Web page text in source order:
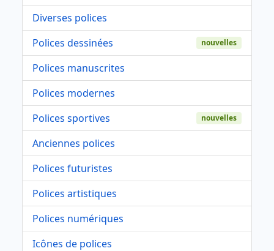
Diverses polices
Polices dessinées
nouvelles
Polices manuscrites
Polices modernes
Polices sportives
nouvelles
Anciennes polices
Polices futuristes
Polices artistiques
Polices numériques
Icônes de polices